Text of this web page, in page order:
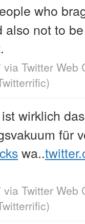
who
not to
via Twitter Web
)
wirklich
für
wa..
via Twitter Web
)